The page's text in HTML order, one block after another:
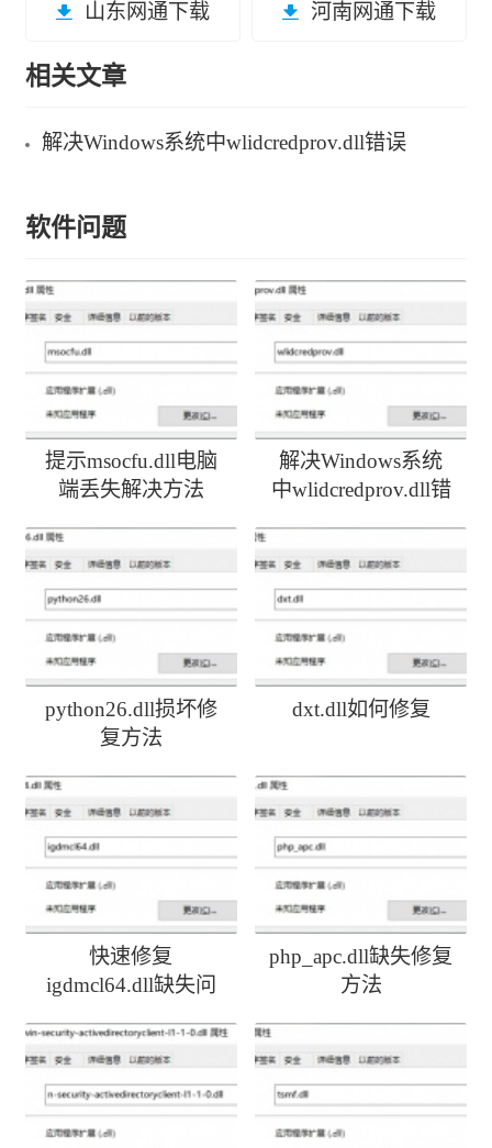
山东网通下载 河南网通下载
相关文章
解决Windows系统中wlidcredprov.dll错误
软件问题
提示msocfu.dll电脑
端丢失解决方法
解决Windows系统
中wlidcredprov.dll错
python26.dll损坏修
复方法
dxt.dll如何修复
快速修复
igdmcl64.dll缺失问
php_apc.dll缺失修复
方法